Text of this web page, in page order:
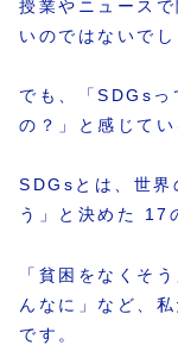
授業やニュース
いのではないでし
でも、「SDGsっ
の？」と感じて
SDGsとは、世界
う」と決めた 17
「貧困をなくそ
んなに」など、
です。